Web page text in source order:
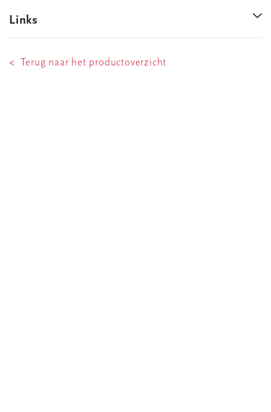
Links
< Terug naar het productoverzicht